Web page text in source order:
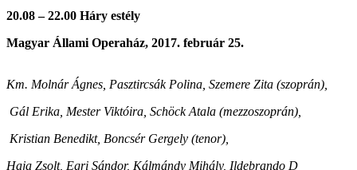
20.08 – 22.00 Háry estély
Magyar Állami Operaház, 2017. február 25.
Km. Molnár Ágnes, Pasztircsák Polina, Szemere Zita (szoprán),
Gál Erika, Mester Viktóira, Schöck Atala (mezzoszoprán),
Kristian Benedikt, Boncsér Gergely (tenor),
Haja Zsolt, Egri Sándor, Kálmándy Mihály, Ildebrando D